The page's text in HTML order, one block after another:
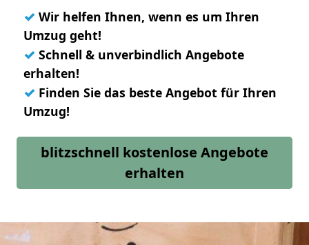
✓ Wir helfen Ihnen, wenn es um Ihren
Umzug geht!
✓ Schnell & unverbindlich Angebote
erhalten!
✓ Finden Sie das beste Angebot für Ihren
Umzug!
blitzschnell kostenlose Angebote
erhalten